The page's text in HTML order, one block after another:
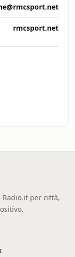
rmcsport.net
per città,